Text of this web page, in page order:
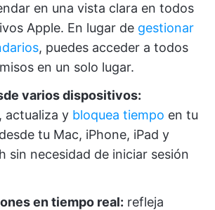
en una vista clara en todos
Apple. En lugar de gestionar
, puedes acceder a todos
en un solo lugar.
varios dispositivos:
actualiza y bloquea tiempo en tu
tu Mac, iPhone, iPad y
sin necesidad de iniciar sesión
en tiempo real: refleja